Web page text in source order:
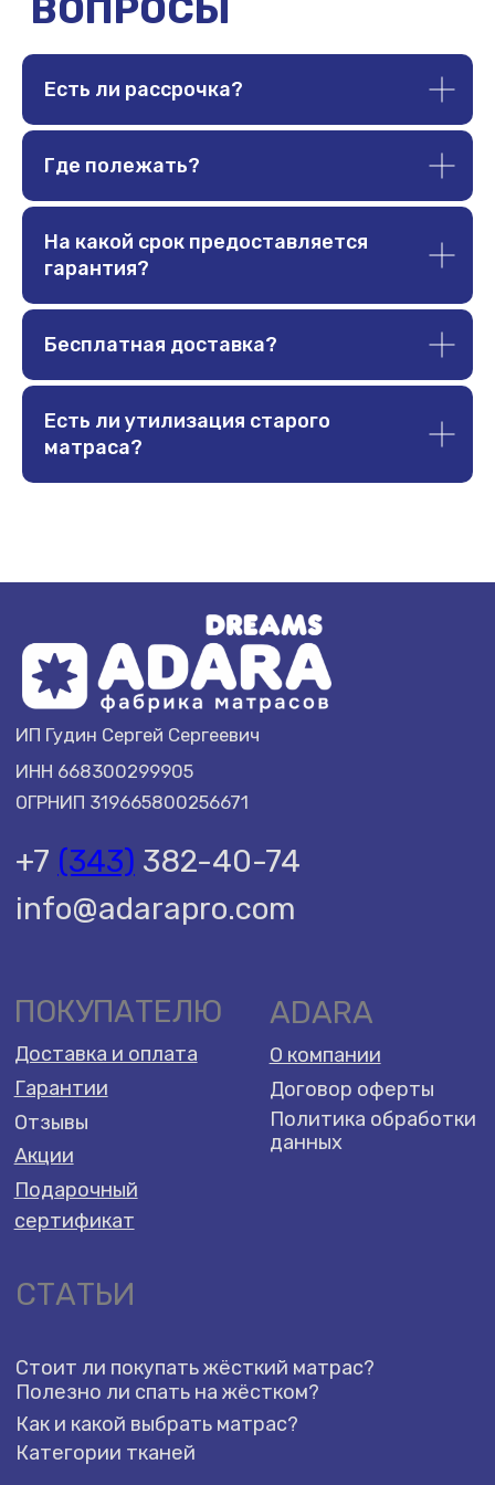
Есть ли рассрочка?
Где полежать?
На какой срок предоставляется
гарантия?
Бесплатная доставка?
Есть ли утилизация старого
матраса?
ПОКУПАТЕЛЮ
Гарантии
Акции
Отзывы
Подарочный
сертификат
ADARA
Политика обработки
СТАТЬИ
Стоит ли покупать жёсткий матрас?
Как и какой выбрать матрас?